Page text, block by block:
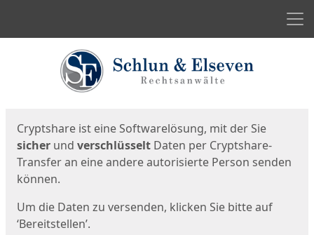
Cryptshare ist eine Softwarelösung, mit der Sie
sicher und verschlüsselt Daten per Cryptshare-
Transfer an eine andere autorisierte Person senden
können.
Um die Daten zu versenden, klicken Sie bitte auf
‘Bereitstellen’.